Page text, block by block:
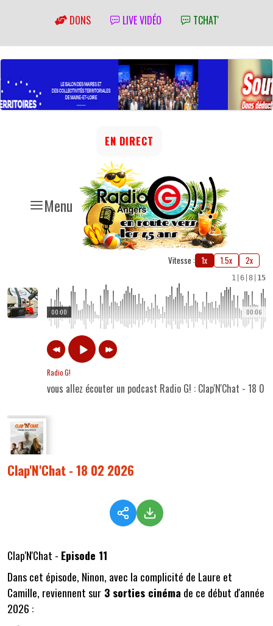
DONS LIVE VIDÉO TCHAT'
Menu
EN DIRECT
Vitesse : 1x 1.5x 2x
1 6 8 15
00:06
00:00
Radio G!
vous allez écouter un podcast Radio G! : Clap'N'Chat - 18
Clap'N'Chat - 18 02 2026
Clap'N'Chat - Episode 11
Dans cet épisode, Ninon, avec la complicité de Laure et
Camille, reviennent sur 3 sorties cinéma de ce début d'année
2026 :